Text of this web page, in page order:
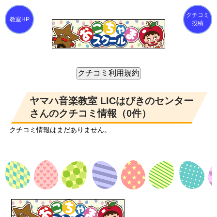
クチコミ
投稿
ヤマハ音楽教室 LICはびきのセンター
さんのクチコミ情報（0件）
クチコミ情報はまだありません。